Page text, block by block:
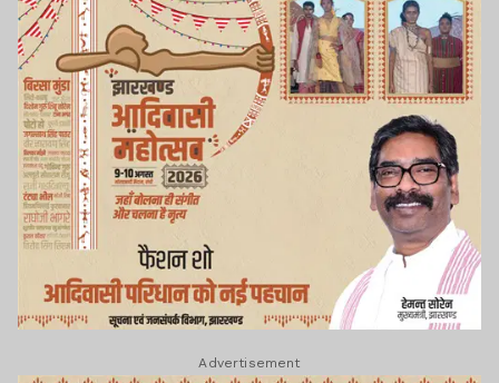
Advertisement